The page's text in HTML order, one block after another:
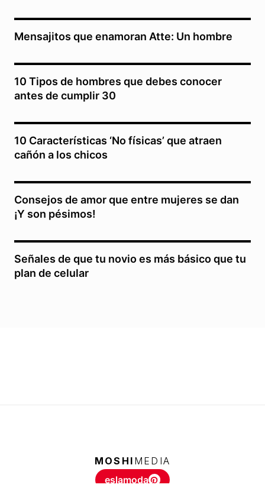
Mensajitos que enamoran Atte: Un hombre
10 Tipos de hombres que debes conocer
antes de cumplir 30
10 Características ‘No físicas’ que atraen
cañón a los chicos
Consejos de amor que entre mujeres se dan
¡Y son pésimos!
Señales de que tu novio es más básico que tu
plan de celular
MOSHI MEDIA
eslamoda